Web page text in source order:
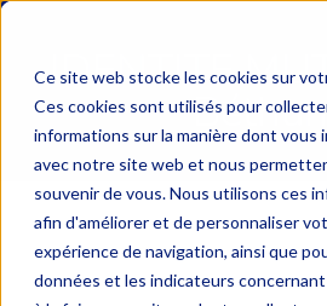
Ce site web stocke les cookies sur
Ces cookies sont utilisés pour
informations sur la manière dont vous
avec notre site web et nous
souvenir de vous. Nous utilisons ces
afin d'améliorer et de personnaliser
expérience de navigation, ainsi que
données et les indicateurs
IDENTITE